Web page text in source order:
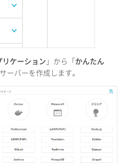
リケーション 」から「かんたん
ーバーを作成します。